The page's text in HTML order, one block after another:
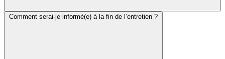
Comment serai-je informé(e) à la fin de l’entretien ?